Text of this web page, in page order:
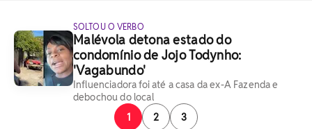
SOLTOU O VERBO
Malévola detona estado do
condomínio de Jojo Todynho:
'Vagabundo'
Influenciadora foi até a casa da ex-A Fazenda e
debochou do local
1
2 3